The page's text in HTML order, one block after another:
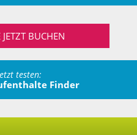
JETZT BUCHEN
testen:
Finder